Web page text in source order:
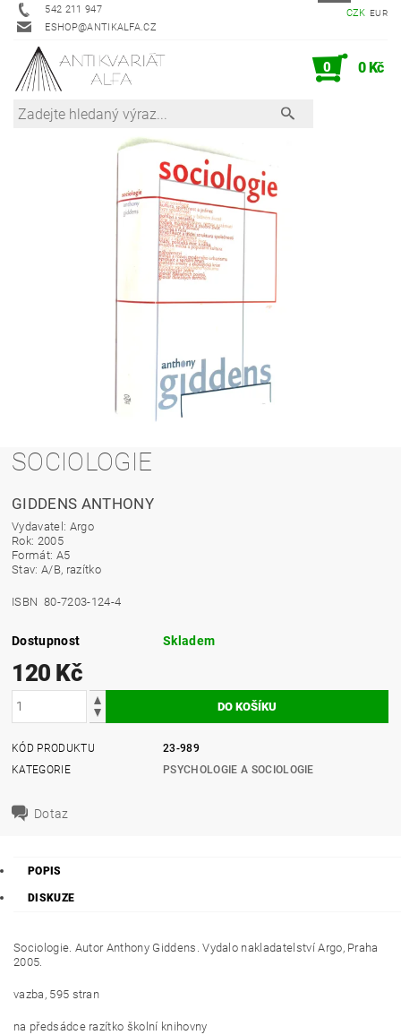
542 211 947
ESHOP@ANTIKALFA.CZ
CZK EUR
0 0 Kč
SOCIOLOGIE
GIDDENS ANTHONY
Vydavatel: Argo
Rok: 2005
Formát: A5
Stav: A/B, razítko
ISBN 80-7203-124-4
Dostupnost Skladem
120 Kč
KÓD PRODUKTU
23-989
KATEGORIE
PSYCHOLOGIE A SOCIOLOGIE
Dotaz
POPIS
DISKUZE
Sociologie. Autor Anthony Giddens. Vydalo nakladatelství Argo, Praha
2005.
vazba, 595 stran
na předsádce razítko školní knihovny